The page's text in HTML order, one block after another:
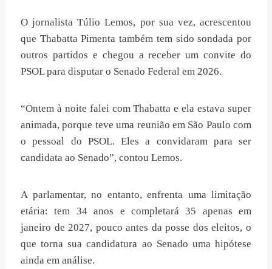
O jornalista Túlio Lemos, por sua vez, acrescentou
que Thabatta Pimenta também tem sido sondada por
outros partidos e chegou a receber um convite do
PSOL para disputar o Senado Federal em 2026.
“Ontem à noite falei com Thabatta e ela estava super
animada, porque teve uma reunião em São Paulo com
o pessoal do PSOL. Eles a convidaram para ser
candidata ao Senado”, contou Lemos.
A parlamentar, no entanto, enfrenta uma limitação
etária: tem 34 anos e completará 35 apenas em
janeiro de 2027, pouco antes da posse dos eleitos, o
que torna sua candidatura ao Senado uma hipótese
ainda em análise.